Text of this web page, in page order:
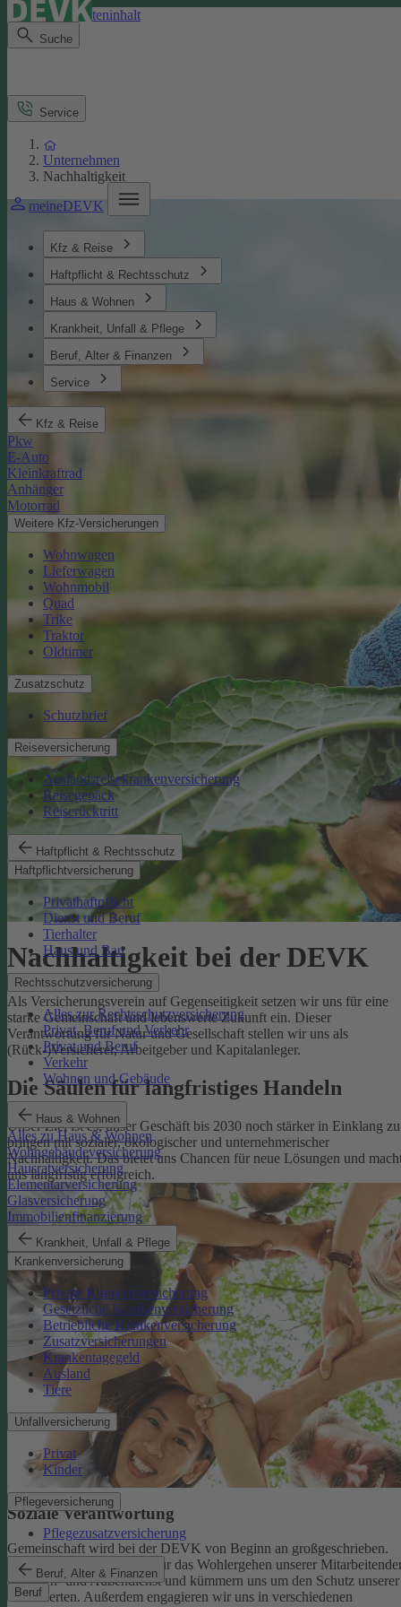
Direkt zum Seiteninhalt
Suche
meineDEVK
Kfz & Reise
Haftpflicht & Rechtsschutz
Haus & Wohnen
Krankheit, Unfall & Pflege
Beruf, Alter & Finanzen
Service
Kfz & Reise
Pkw
E-Auto
Kleinkraftrad
Anhänger
Motorrad
Weitere Kfz-Versicherungen
Wohnwagen
Lieferwagen
Wohnmobil
Quad
Trike
Traktor
Oldtimer
Zusatzschutz
Schutzbrief
Reiseversicherung
Auslandsreisekrankenversicherung
Reisegepäck
Reiserücktritt
Haftpflicht & Rechtsschutz
Haftpflichtversicherung
Privathaftpflicht
Dienst und Beruf
Tierhalter
Haus und Bau
Rechtsschutzversicherung
Alles zur Rechtsschutzversicherung
Privat, Beruf und Verkehr
Privat und Beruf
Verkehr
Wohnen und Gebäude
Haus & Wohnen
Alles zu Haus & Wohnen
Wohngebäudeversicherung
Hausratversicherung
Elementarversicherung
Glasversicherung
Immobilienfinanzierung
Krankheit, Unfall & Pflege
Krankenversicherung
Private Krankenversicherung
Gesetzliche Krankenversicherung
Betriebliche Krankenversicherung
Zusatzversicherungen
Krankentagegeld
Ausland
Tiere
Unfallversicherung
Privat
Kinder
Pflegeversicherung
Pflegezusatzversicherung
Beruf, Alter & Finanzen
Beruf
Service
Unternehmen
Nachhaltigkeit
Nachhaltigkeit bei der DEVK
Als Versicherungsverein auf Gegenseitigkeit setzen wir uns für eine
starke Gemeinschaft und lebenswerte Zukunft ein. Dieser
Verantwortung für Natur und Gesellschaft stellen wir uns als
(Rück-)Versicherer, Arbeitgeber und Kapitalanleger.
Die Säulen für langfristiges Handeln
Unser Ziel ist es, unser Geschäft bis 2030 noch stärker in Einklang zu
bringen mit sozialer, ökologischer und unternehmerischer
Nachhaltigkeit. Das bietet uns Chancen für neue Lösungen und
uns langfristig erfolgreich.
Soziale Verantwortung
Gemeinschaft wird bei der DEVK von Beginn an großgeschrieben.
Deshalb tragen wir Sorge für das Wohlergehen unserer
im Innen- und Außendienst und kümmern uns um den Schutz unserer
Versicherten. Außerdem engagieren wir uns in verschiedenen